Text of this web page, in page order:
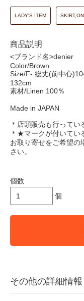
LADY'S ITEM
商品説明
<ブランド名>denier
Color/Brown
Size/F- 総丈(前中心
132cm
素材/Linen 100％
Made in JAPAN
＊店頭販売も行ってい
＊★マークが付いてい
お取り寄せをご希望の
さい。
個数
個
その他の詳細情報